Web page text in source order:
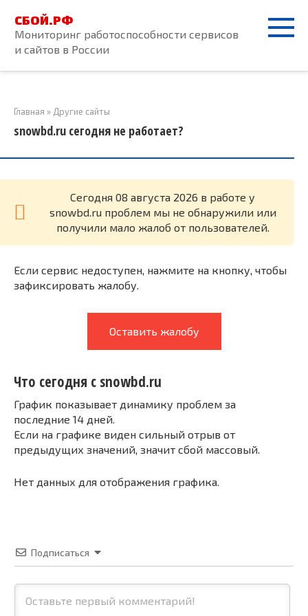
контенту
СБОЙ.РФ
Мониторинг работоспособности сервисов
и сайтов в России
Главная » Другие сайты
snowbd.ru сегодня не работает?
Cегодня 08 августа 2026 в работе у
snowbd.ru проблем мы не обнаружили или
получили мало жалоб от пользователей.
Если сервис недоступен, нажмите на кнопку, чтобы
зафиксировать жалобу.
Оставить жалобу
Что сегодня с snowbd.ru
График показывает динамику проблем за
последние 14 дней.
Если на графике виден сильный отрыв от
предыдущих значений, значит сбой массовый.
Нет данных для отображения графика.
Подписаться